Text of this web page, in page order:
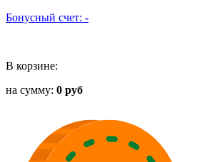
Бонусный счет: -
В корзине:
на сумму: 0 руб